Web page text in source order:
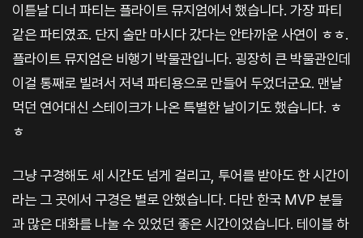
이튿날 디너 파티는 플라이트 뮤지엄에서 했습니다. 가장 파티
같은 파티였죠. 단지 술만 마시다 갔다는 안타까운 사연이 ㅎㅎ.
플라이트 뮤지엄은 비행기 박물관입니다. 굉장히 큰 박물관인데
이걸 통째로 빌려서 저녁 파티용으로 만들어 두었더군요. 맨날
먹던 연어대신 스테이크가 나온 특별한 날이기도 했습니다. ㅎ
ㅎ
그냥 구경해도 세 시간도 넘게 걸리고, 투어를 받아도 한 시간이
라는 그 곳에서 구경은 별로 안했습니다. 다만 한국 MVP 분들
과 많은 대화를 나눌 수 있었던 좋은 시간이었습니다. 테이블 하